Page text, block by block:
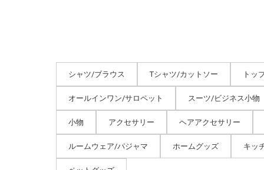
シャツ/ブラウス Tシャツ/カットソー トッ
オールインワン/サロペット スーツ/ビジネス小物
小物 アクセサリー ヘアアクセサリー
ルームウェア/パジャマ ホームグッズ キッ